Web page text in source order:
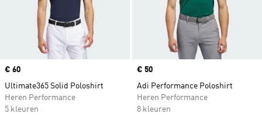
Price
€ 60
Ultimate365 Solid Poloshirt
Heren Performance
5 kleuren
Price
€ 50
Adi Performance Poloshirt
Heren Performance
8 kleuren